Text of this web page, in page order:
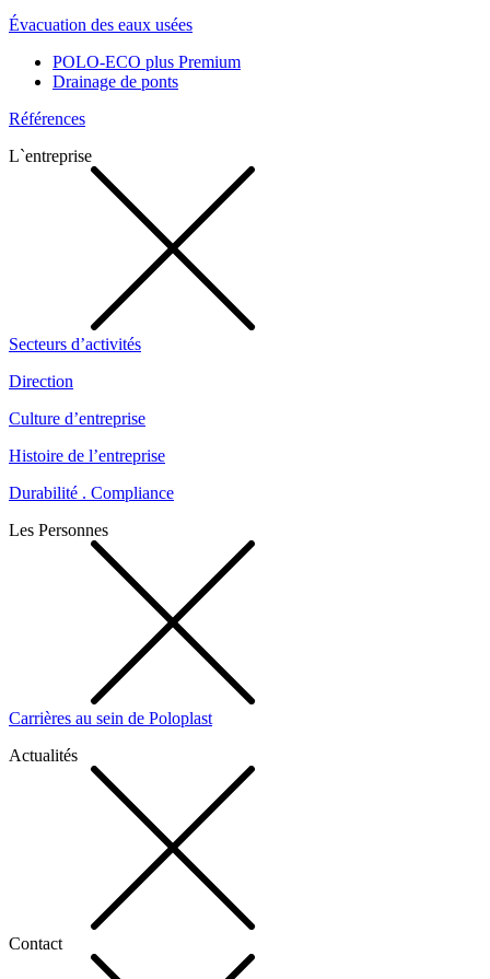
Évacuation des eaux usées
POLO-ECO plus Premium
Drainage de ponts
Références
L`entreprise
Secteurs d’activités
Direction
Culture d’entreprise
Histoire de l’entreprise
Durabilité . Compliance
Les Personnes
Carrières au sein de Poloplast
Actualités
Contact